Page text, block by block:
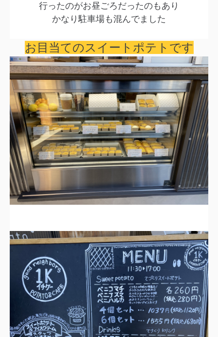
行ったのがお昼ごろだったのもあり
かなり駐車場も混んでました
お目当てのスイートポテトです